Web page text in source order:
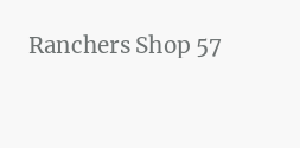
Ranchers Shop 57